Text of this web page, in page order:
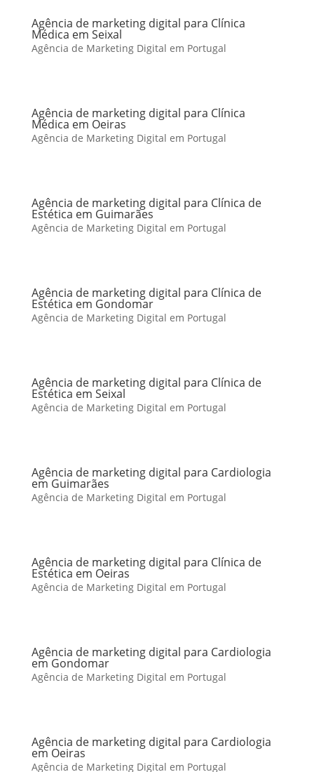
Agência de marketing digital para Clínica
Médica em Seixal
Agência de Marketing Digital em Portugal
Agência de marketing digital para Clínica
Médica em Oeiras
Agência de Marketing Digital em Portugal
Agência de marketing digital para Clínica de
Estética em Guimarães
Agência de Marketing Digital em Portugal
Agência de marketing digital para Clínica de
Estética em Gondomar
Agência de Marketing Digital em Portugal
Agência de marketing digital para Clínica de
Estética em Seixal
Agência de Marketing Digital em Portugal
Agência de marketing digital para Cardiologia
em Guimarães
Agência de Marketing Digital em Portugal
Agência de marketing digital para Clínica de
Estética em Oeiras
Agência de Marketing Digital em Portugal
Agência de marketing digital para Cardiologia
em Gondomar
Agência de Marketing Digital em Portugal
Agência de marketing digital para Cardiologia
em Oeiras
Agência de Marketing Digital em Portugal